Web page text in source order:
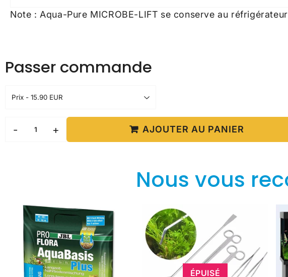
Note : Aqua-Pure MICROBE-LIFT se conserve au
Passer commande
- + AJOUTER AU PANIER
Nous vous
ÉPUISÉ